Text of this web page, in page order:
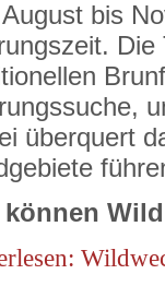
bis
überquert
können